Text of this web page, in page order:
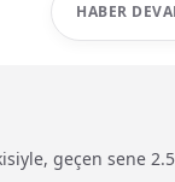
HABER
geçen sene